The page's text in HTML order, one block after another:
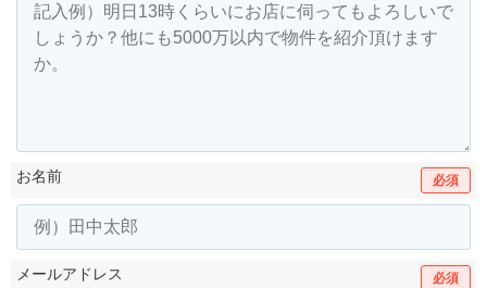
お名前 必須
メールアドレス 必須